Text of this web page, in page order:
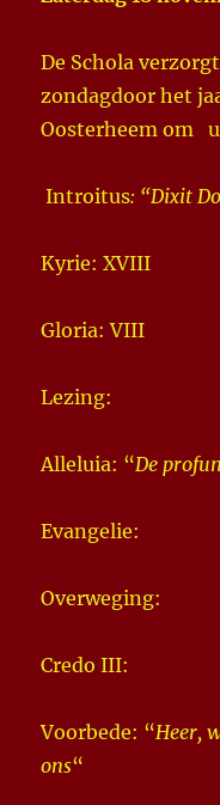
De Schola
zondagdoor het
Oosterheem om
Introitus: “Dixit
Kyrie: XVIII
Gloria: VIII
Lezing:
Alleluia: “De
Evangelie:
Overweging:
Credo III:
Voorbede: “Heer,
ons“